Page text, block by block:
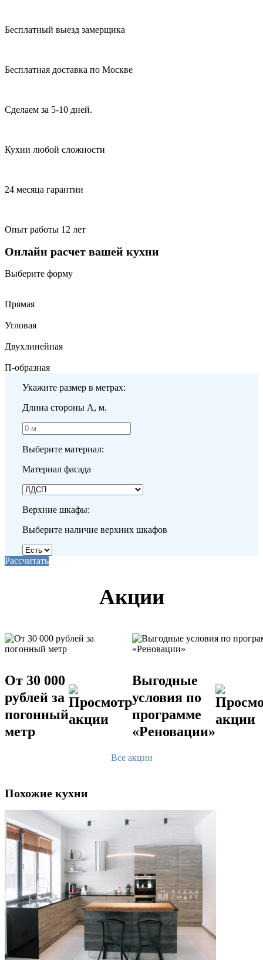
Бесплатный выезд замерщика
Бесплатная доставка по Москве
Сделаем за 5-10 дней.
Кухни любой сложности
24 месяца гарантии
Опыт работы 12 лет
Онлайн расчет вашей кухни
Выберите форму
Прямая
Угловая
Двухлинейная
П-образная
Укажите размер в метрах:
Длина стороны A, м.
Выберите материал:
Материал фасада
Верхние шкафы:
Выберите наличие верхних шкафов
Рассчитать
Акции
От 30 000
рублей за
погонный
метр
Выгодные
условия по
программе
«Реновации»
Все акции
Похожие кухни